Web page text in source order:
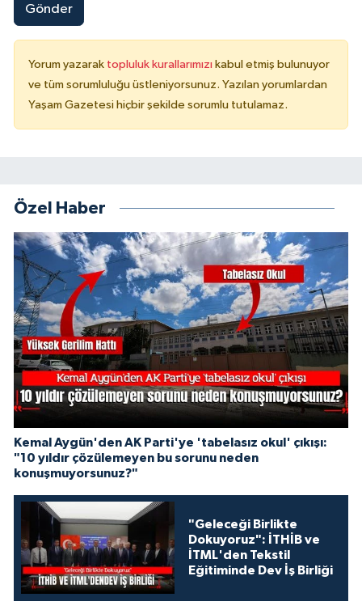
Gönder
Yorum yazarak topluluk kurallarımızı kabul etmiş bulunuyor
ve tüm sorumluluğu üstleniyorsunuz. Yazılan yorumlardan
Yaşam Gazetesi hiçbir şekilde sorumlu tutulamaz.
Özel Haber
Kemal Aygün'den AK Parti'ye 'tabelasız okul' çıkışı:
"10 yıldır çözülemeyen bu sorunu neden
konuşmuyorsunuz?"
"Geleceği Birlikte
Dokuyoruz": İTHİB ve
İTML'den Tekstil
Eğitiminde Dev İş Birliği